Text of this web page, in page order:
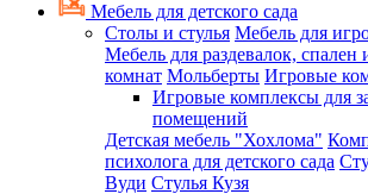
Мебель для детского сада
Столы и стулья Мебель для
Мебель для раздевалок, спален
комнат Мольберты Игровые
Игровые комплексы для
помещений
Детская мебель "Хохлома"
психолога для детского сада
Вуди Стулья Кузя